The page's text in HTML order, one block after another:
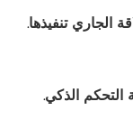
الجاري تنفيذها.
التحكم الذكي.